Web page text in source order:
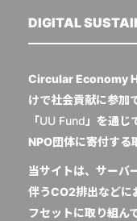
DIGITAL
Circular Economy
けで社会貢献に参加
「UU Fund 」を通じ
NPO団体に寄付する
当サイトは、サーバ
伴うCO2排出などに
フセットに取り組ん